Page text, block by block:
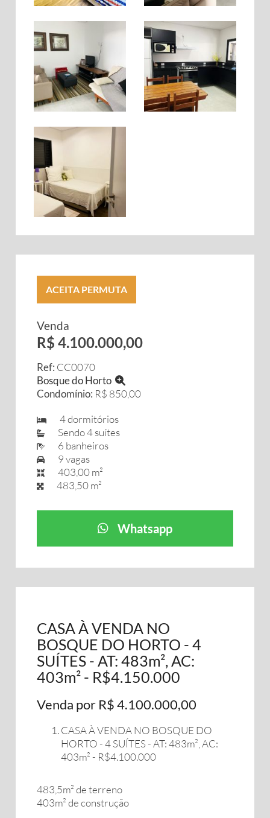
ACEITA PERMUTA
Venda
R$ 4.100.000,00
Ref: CC0070
Bosque do Horto
Condomínio: R$ 850,00
4 dormitórios
Sendo 4 suítes
6 banheiros
9 vagas
403,00 m²
483,50 m²
Whatsapp
CASA À VENDA NO
BOSQUE DO HORTO - 4
SUÍTES - AT: 483m², AC:
403m² - R$4.150.000
Venda por R$ 4.100.000,00
CASA À VENDA NO BOSQUE DO
HORTO - 4 SUÍTES - AT: 483m², AC:
403m² - R$4.100.000
483,5m² de terreno
403m² de construção